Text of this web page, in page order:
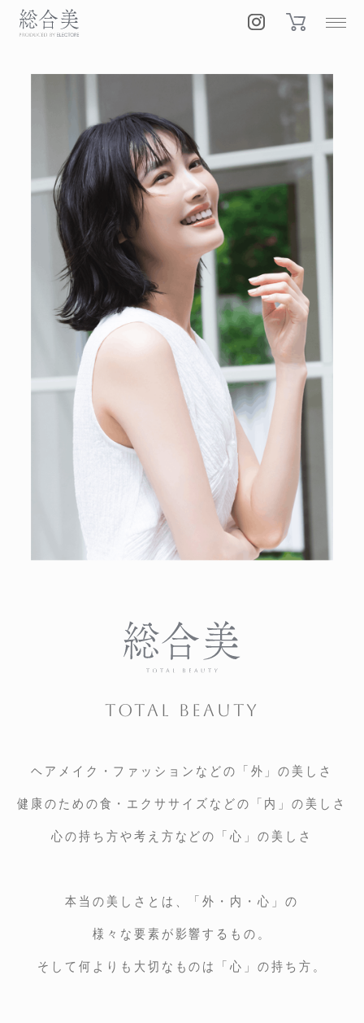
TOTAL BEAUTY
ヘアメイク・ファッションなどの「外」の美しさ
健康のための食・エクササイズなどの「内」の美しさ
心の持ち方や考え方などの「心」の美しさ
本当の美しさとは、「外・内・心」の
様々な要素が影響するもの。
そして何よりも大切なものは「心」の持ち方。